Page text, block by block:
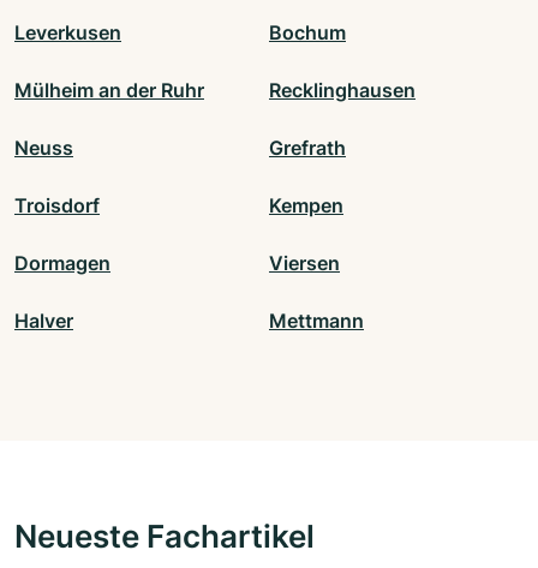
Leverkusen Bochum
Mülheim an der Ruhr Recklinghausen
Neuss Grefrath
Troisdorf Kempen
Dormagen Viersen
Halver Mettmann
Neueste Fachartikel